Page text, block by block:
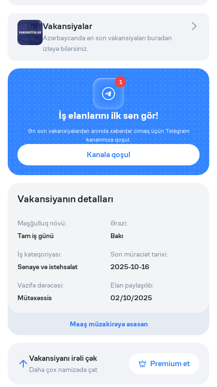
Vakansiyalar
Azərbaycanda ən son vakansiyaları buradan
izləyə bilərsiniz.
1
İş elanlarını ilk sən gör!
Ən son vakansiyalardan anında xəbərdar olmaq üçün Telegram
kanalımıza qoşul.
Kanala qoşul
Vakansiyanın detalları
Məşğulluq növü:
Tam iş günü
Ərazi:
Bakı
İş kateqoriyası:
Sənaye və istehsalat
Son müraciət tarixi:
2025-10-16
Vəzifə dərəcəsi:
Mütəxəssis
Elan paylaşılıb:
02/10/2025
Maaş müzakirəyə əsasən
Vakansiyanı irəli çək
Daha çox namizədə çat
Premium et